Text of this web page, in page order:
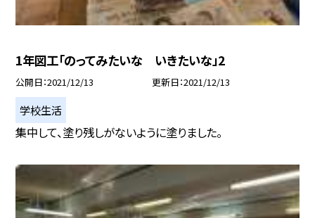
1年図工「のってみたいな いきたいな」2
公開日 2021/12/13 更新日 2021/12/13
学校生活
集中して、塗り残しがないように塗りました。